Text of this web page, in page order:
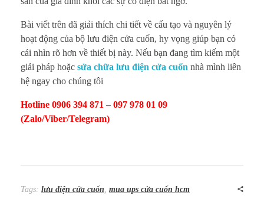
Bài viết trên đã giải thích chi tiết về cấu tạo và nguyên lý
hoạt động của bộ lưu điện cửa cuốn, hy vọng giúp bạn có
cái nhìn rõ hơn về thiết bị này. Nếu bạn đang tìm kiếm một
giải pháp hoặc sửa chữa lưu điện cửa cuốn nhà mình liên
hệ ngay cho chúng tôi
Hotline 0906 394 871 – 097 978 01 09
(Zalo/Viber/Telegram)
Tags: lưu điện cửa cuốn mua ups cửa cuốn hcm